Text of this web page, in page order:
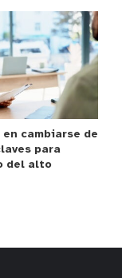
cambiarse de
para
del alto